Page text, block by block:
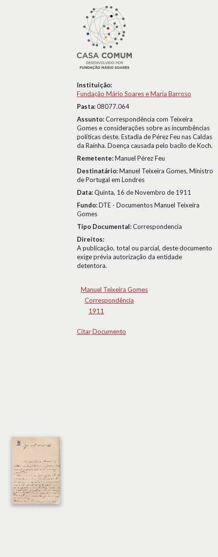
Instituição:
Fundação Mário Soares e Maria Barroso
Pasta:08077.064
Assunto:Correspondência com Teixeira
Gomes e considerações sobre as incumbências
políticas deste. Estadia de Pérez Feu nas Caldas
da Rainha. Doença causada pelo bacilo de Koch.
Remetente:Manuel Pérez Feu
Destinatário:Manuel Teixeira Gomes, Ministro
de Portugal em Londres
Data:Quinta, 16 de Novembro de 1911
Fundo:DTE - Documentos Manuel Teixeira
Gomes
Tipo Documental:Correspondencia
Direitos:
A publicação, total ou parcial, deste documento
exige prévia autorização da entidade
detentora.
Manuel Teixeira Gomes
Correspondência
1911
Citar Documento